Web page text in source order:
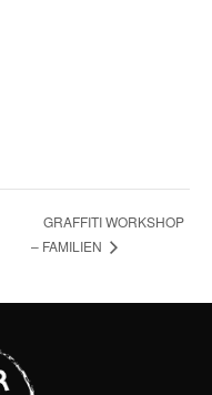
GRAFFITI WORKSHOP
– FAMILIEN